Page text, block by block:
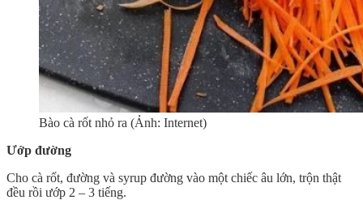
Bào cà rốt nhỏ ra (Ảnh: Internet)
Ướp đường
Cho cà rốt, đường và syrup đường vào một chiếc âu lớn, trộn thật
đều rồi ướp 2 – 3 tiếng.